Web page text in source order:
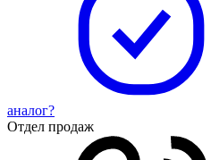
аналог?
Отдел продаж